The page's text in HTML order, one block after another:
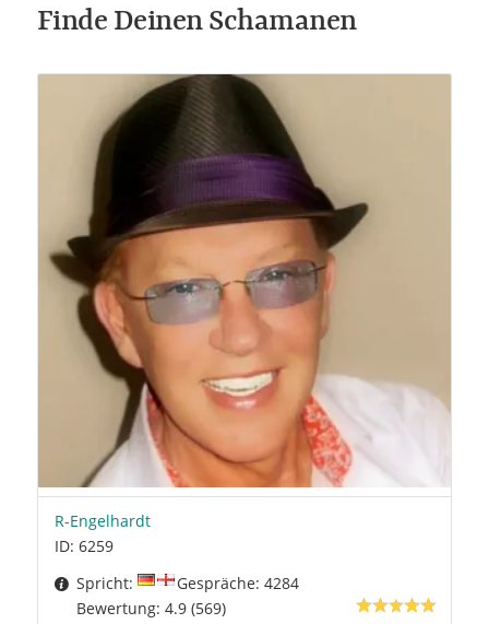
Finde Deinen Schamanen
R-Engelhardt
ID: 6259
Spricht:
Gespräche: 4284
Bewertung: 4.9 (569)